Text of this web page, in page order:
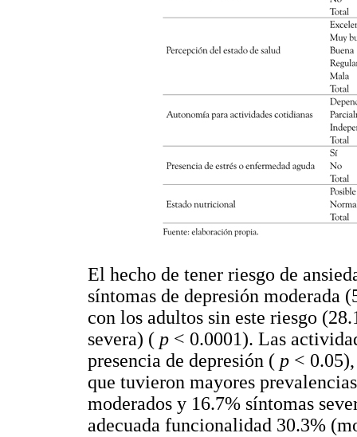
El hecho de tener riesgo de
síntomas de depresión moderada
con los adultos sin este riesgo
severa) ( p < 0.0001). Las
presencia de depresión ( p <
que tuvieron mayores
moderados y 16.7% síntomas
adecuada funcionalidad 30.3%